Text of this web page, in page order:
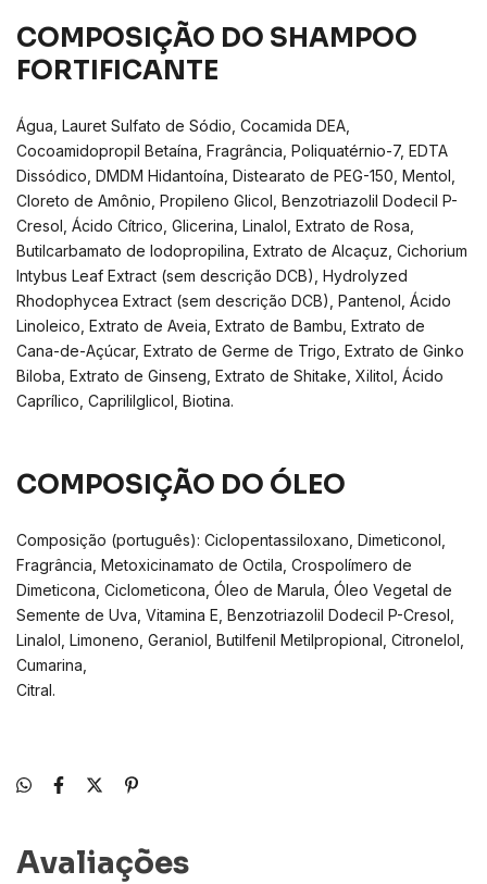
COMPOSIÇÃO DO SHAMPOO
FORTIFICANTE
Água, Lauret Sulfato de Sódio, Cocamida DEA,
Cocoamidopropil Betaína, Fragrância, Poliquatérnio-7, EDTA
Dissódico, DMDM Hidantoína, Distearato de PEG-150, Mentol,
Cloreto de Amônio, Propileno Glicol, Benzotriazolil Dodecil P-
Cresol, Ácido Cítrico, Glicerina, Linalol, Extrato de Rosa,
Butilcarbamato de Iodopropilina, Extrato de Alcaçuz, Cichorium
Intybus Leaf Extract (sem descrição DCB), Hydrolyzed
Rhodophycea Extract (sem descrição DCB), Pantenol, Ácido
Linoleico, Extrato de Aveia, Extrato de Bambu, Extrato de
Cana-de-Açúcar, Extrato de Germe de Trigo, Extrato de Ginko
Biloba, Extrato de Ginseng, Extrato de Shitake, Xilitol, Ácido
Caprílico, Caprililglicol, Biotina.
COMPOSIÇÃO DO ÓLEO
Composição (português): Ciclopentassiloxano, Dimeticonol,
Fragrância, Metoxicinamato de Octila, Crospolímero de
Dimeticona, Ciclometicona, Óleo de Marula, Óleo Vegetal de
Semente de Uva, Vitamina E, Benzotriazolil Dodecil P-Cresol,
Linalol, Limoneno, Geraniol, Butilfenil Metilpropional, Citronelol,
Cumarina,
Citral.
Avaliações